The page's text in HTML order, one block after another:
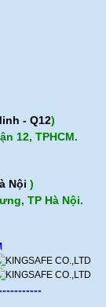
- Q12)
12, TPHCM.
Nội )
TP Hà Nội.